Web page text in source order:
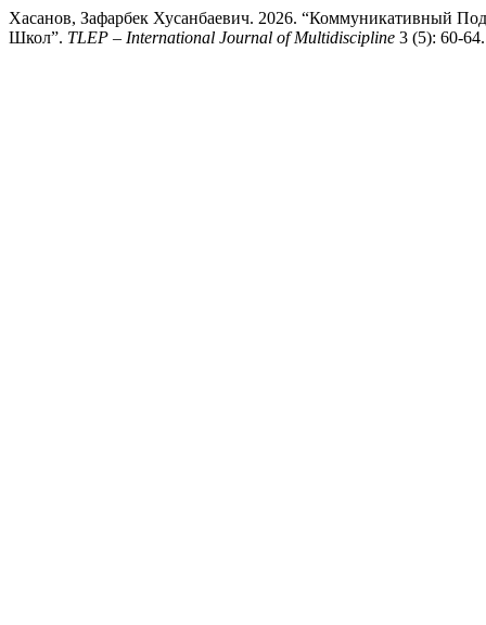
Хасанов, Зафарбек Хусанбаевич. 2026. “Коммуникативный
Школ”. TLEP – International Journal of Multidiscipline 3 (5): 60-